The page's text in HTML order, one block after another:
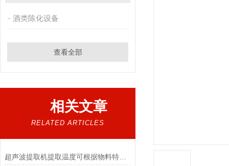
酒类陈化设备
查看全部
相关文章
RELATED ARTICLES
超声波提取机提取温度可根据物料特性合适选择